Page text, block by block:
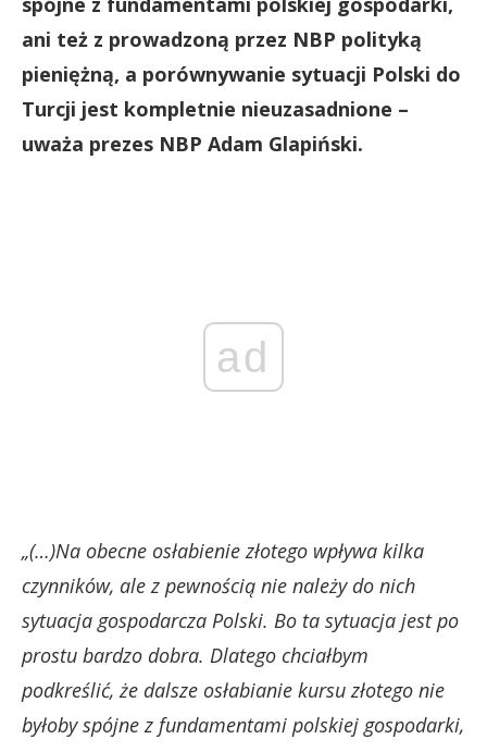
ani też z prowadzoną przez NBP polityką
pieniężną, a porównywanie sytuacji Polski do
Turcji jest kompletnie nieuzasadnione –
uważa prezes NBP Adam Glapiński.
ad
„(…)Na obecne osłabienie złotego wpływa kilka
czynników, ale z pewnością nie należy do nich
sytuacja gospodarcza Polski. Bo ta sytuacja jest po
prostu bardzo dobra. Dlatego chciałbym
podkreślić, że dalsze osłabianie kursu złotego nie
byłoby spójne z fundamentami polskiej gospodarki,